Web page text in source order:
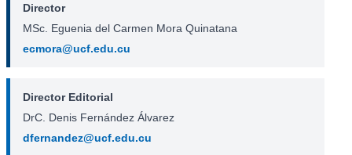
Director
MSc. Eguenia del Carmen Mora Quinatana
ecmora@ucf.edu.cu
Director Editorial
DrC. Denis Fernández Álvarez
dfernandez@ucf.edu.cu